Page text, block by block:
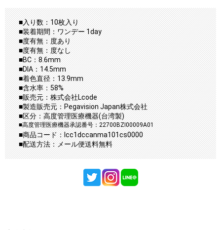
■入り数：10枚入り
■装着期間：ワンデー 1day
■度有無：度あり
■度有無：度なし
■BC：8.6mm
■DIA：14.5mm
■着色直径：13.9mm
■含水率：58%
■販売元：株式会社Lcode
■製造販売元：Pegavision Japan株式会社
■区分：高度管理医療機器(台湾製)
■高度管理医療機器承認番号：22700BZI00009A01
■商品コード：lcc1dccanma101cs0000
■配送方法：メール便送料無料